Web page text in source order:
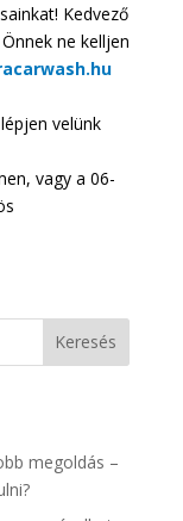
Kedvező
ne kelljen
velünk
vagy a 06-
megoldás –